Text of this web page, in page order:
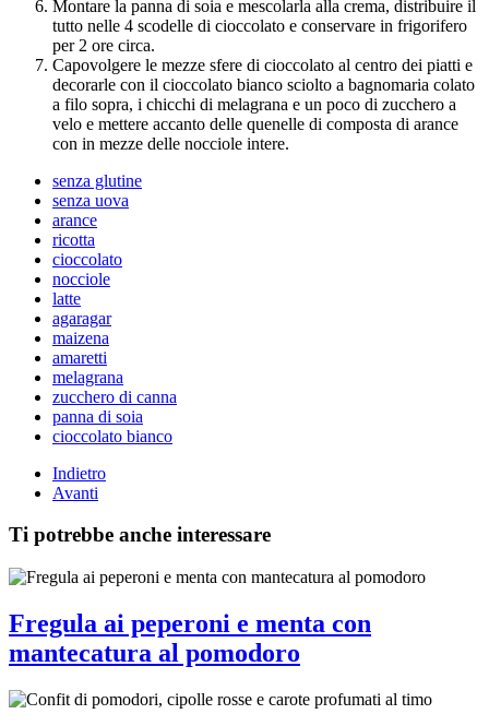
Montare la panna di soia e mescolarla alla crema, distribuire il
tutto nelle 4 scodelle di cioccolato e conservare in frigorifero
per 2 ore circa.
Capovolgere le mezze sfere di cioccolato al centro dei piatti e
decorarle con il cioccolato bianco sciolto a bagnomaria colato
a filo sopra, i chicchi di melagrana e un poco di zucchero a
velo e mettere accanto delle quenelle di composta di arance
con in mezze delle nocciole intere.
senza glutine
senza uova
arance
ricotta
cioccolato
nocciole
latte
agaragar
maizena
amaretti
melagrana
zucchero di canna
panna di soia
cioccolato bianco
Indietro
Avanti
Ti potrebbe anche interessare
Fregula ai peperoni e menta con
mantecatura al pomodoro